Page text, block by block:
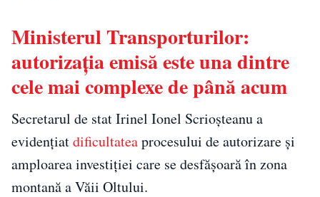
Ministerul Transporturilor:
autorizația emisă este una dintre
cele mai complexe de până acum
Secretarul de stat Irinel Ionel Scrioșteanu a
evidențiatdificultateaprocesului de autorizare și
amploarea investiției care se desfășoară în zona
montană a Văii Oltului.